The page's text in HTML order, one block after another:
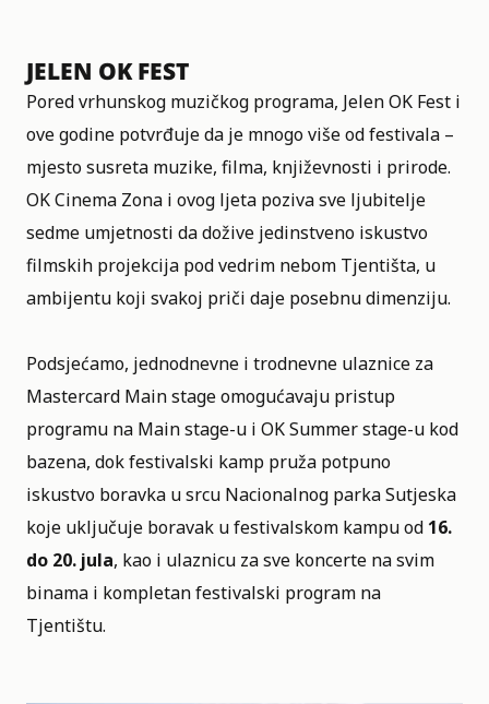
JELEN OK FEST
Pored vrhunskog muzičkog programa, Jelen OK Fest i
ove godine potvrđuje da je mnogo više od festivala –
mjesto susreta muzike, filma, književnosti i prirode.
OK Cinema Zona i ovog ljeta poziva sve ljubitelje
sedme umjetnosti da dožive jedinstveno iskustvo
filmskih projekcija pod vedrim nebom Tjentišta, u
ambijentu koji svakoj priči daje posebnu dimenziju.
Podsjećamo, jednodnevne i trodnevne ulaznice za
Mastercard Main stage omogućavaju pristup
programu na Main stage-u i OK Summer stage-u kod
bazena, dok festivalski kamp pruža potpuno
iskustvo boravka u srcu Nacionalnog parka Sutjeska
koje uključuje boravak u festivalskom kampu od 16.
do 20. jula, kao i ulaznicu za sve koncerte na svim
binama i kompletan festivalski program na
Tjentištu.